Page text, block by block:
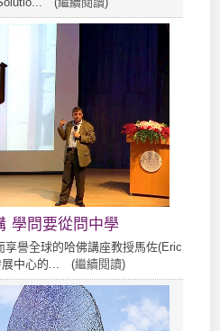
學問要從問中學
享譽全球的哈佛講座教授馬佐(Eric
展中心的... (繼續閱讀)